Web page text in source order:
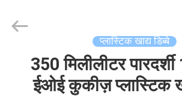
Products
Co.,Ltd..
प्लास्टिक खाद्य डिब्बे
350 मिलीलीटर
ईओई कुकीज़ प्लास्टिक